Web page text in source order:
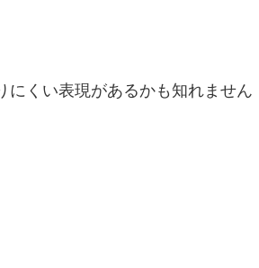
にくい表現があるかも知れません